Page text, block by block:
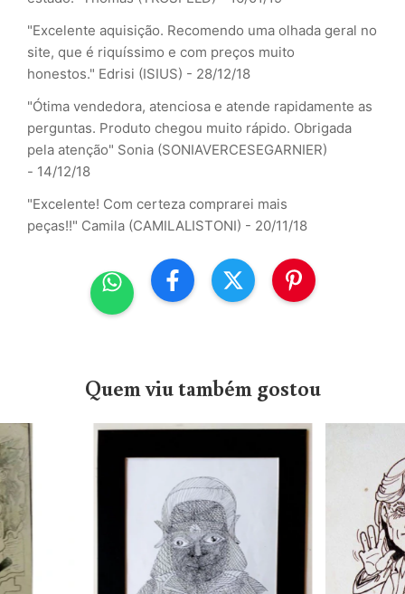
"Excelente aquisição. Recomendo uma olhada geral no
site, que é riquíssimo e com preços muito
honestos." Edrisi (ISIUS) - 28/12/18
"Ótima vendedora, atenciosa e atende rapidamente as
perguntas. Produto chegou muito rápido. Obrigada
pela atenção" Sonia (SONIAVERCESEGARNIER)
- 14/12/18
"Excelente! Com certeza comprarei mais
peças!!" Camila (CAMILALISTONI) - 20/11/18
Quem viu também gostou